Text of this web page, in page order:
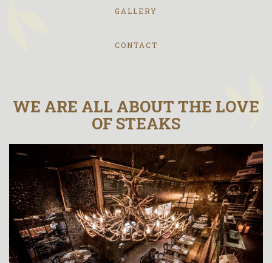
GALLERY
CONTACT
WE ARE ALL ABOUT THE LOVE
OF STEAKS